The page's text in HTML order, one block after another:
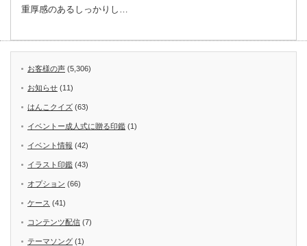
重厚感のあるしっかりし…
お客様の声 (5,306)
お知らせ (11)
はんこクイズ (63)
イベントー成人式に贈る印鑑 (1)
イベント情報 (42)
イラスト印鑑 (43)
オプション (66)
ケース (41)
コンテンツ配信 (7)
テーマソング (1)